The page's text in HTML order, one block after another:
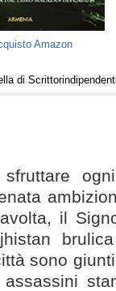
Amazon
di
il
sono